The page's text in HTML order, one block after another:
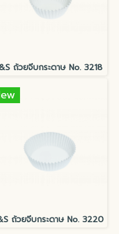
ถ้วยจีบกระดาษ No. 3218
ถ้วยจีบกระดาษ No. 3220